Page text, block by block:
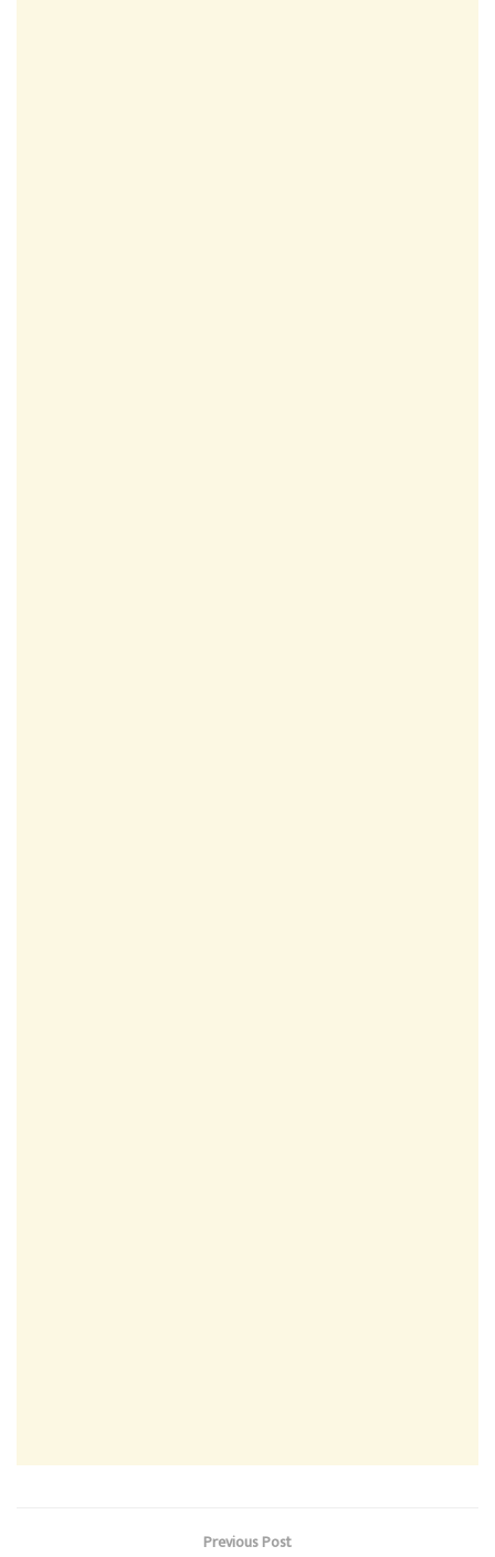
Previous Post